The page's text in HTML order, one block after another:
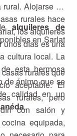
Alojarse en
rurales hace
los alquileres
unos días es una
cultura local. La
esta hermosa
de ánimo que se
calidad en un
.
alquileres de
en Sarlat
rurales que
aceptable. El
rurales, pero
con salón y
equipada,